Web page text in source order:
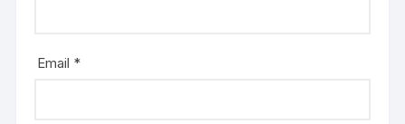
Email *